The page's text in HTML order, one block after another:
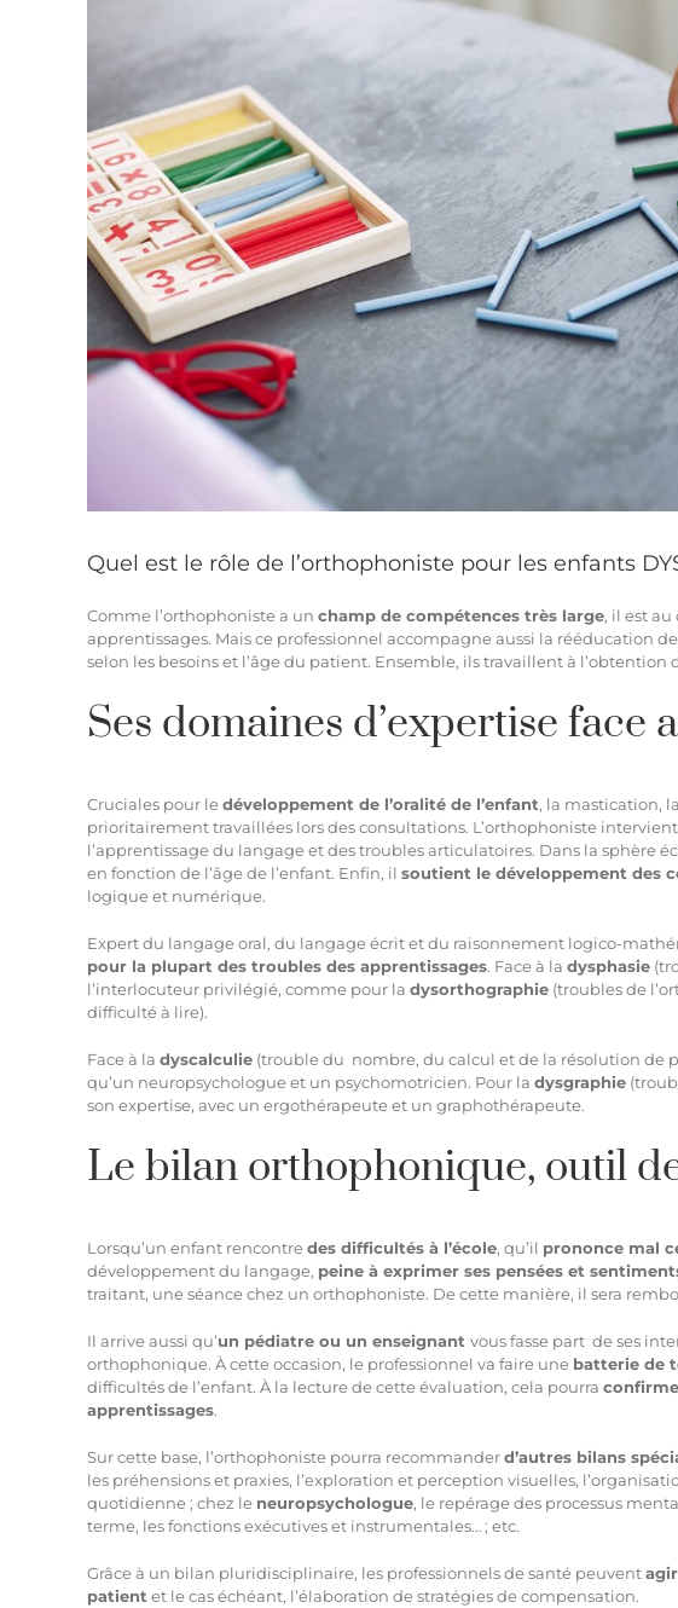
Quel est le rôle de l’orthophoniste pour les enfants
Comme l’orthophoniste a un champ de compétences très large, il est
apprentissages. Mais ce professionnel accompagne aussi la rééducation
selon les besoins et l’âge du patient. Ensemble, ils travaillent à
Ses domaines d’expertise face
Cruciales pour ledéveloppement de l’oralité de l’enfant, la mastication,
prioritairement travaillées lors des consultations. L’orthophoniste
l’apprentissage du langage et des troubles articulatoires. Dans la sphère
en fonction de l’âge de l’enfant. Enfin, il soutient le développement des
logique et numérique.
Expert du langage oral, du langage écrit et du raisonnement logico-
pour la plupart des troubles des apprentissages. Face à la dysphasie
l’interlocuteur privilégié, comme pour la dysorthographie (troubles de
difficulté à lire).
Face à la dyscalculie (trouble du nombre, du calcul et de la résolution de
qu’un neuropsychologue et un psychomotricien. Pour la dysgraphie
son expertise, avec un ergothérapeute et un graphothérapeute.
Le bilan orthophonique, outil
Lorsqu’un enfant rencontredes difficultés à l’école, qu’il prononce mal
développement du langage, peine à exprimer ses pensées et
traitant, une séance chez un orthophoniste. De cette manière, il sera
Il arrive aussi qu’un pédiatre ou un enseignant vous fasse part de ses
orthophonique. À cette occasion, le professionnel va faire une batterie de
difficultés de l’enfant. À la lecture de cette évaluation, cela pourra
apprentissages.
Sur cette base, l’orthophoniste pourra recommanderd’autres bilans
les préhensions et praxies, l’exploration et perception visuelles,
quotidienne ; chez le neuropsychologue, le repérage des processus
terme, les fonctions exécutives et instrumentales… ; etc.
Grâce à un bilan pluridisciplinaire, les professionnels de santé peuvent
patientet le cas échéant, l’élaboration de stratégies de compensation.